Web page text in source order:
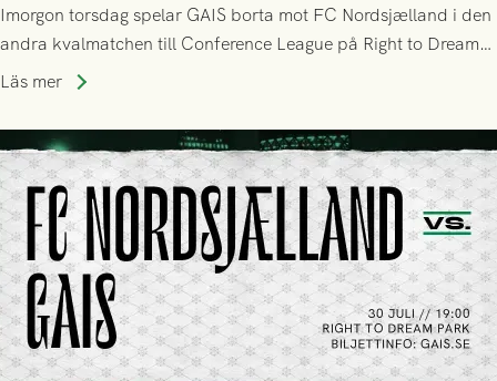
Imorgon torsdag spelar GAIS borta mot FC Nordsjælland i den
andra kvalmatchen till Conference League på Right to Dream
Park! Fredrik Holmberg och ledarstaben har tagit ut följande
Läs mer